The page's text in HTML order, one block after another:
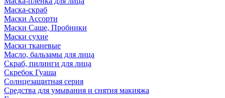
Маска-скраб
Маски Ассорти
Маски Саше, Пробники
Маски сухие
Маски тканевые
Масло, бальзамы для лица
Скраб, пилинги для лица
Скребок Гуаша
Солнцезащитная серия
Средства для умывания и снятия макияжа